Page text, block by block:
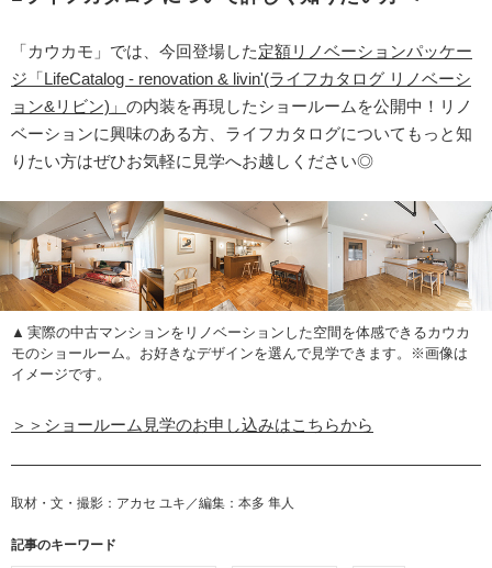
「カウカモ」では、今回登場した定額リノベーションパッケー
ジ「LifeCatalog - renovation & livin'(ライフカタログ リノベーシ
ョン&リビン)」 の内装を再現したショールームを公開中！リノ
ベーションに興味のある方、ライフカタログについてもっと知
りたい方はぜひお気軽に見学へお越しください◎
実際の中古マンションをリノベーションした空間を体感できるカウカ
モのショールーム。お好きなデザインを選んで見学できます。※画像は
イメージです。
＞＞ショールーム見学のお申し込みはこちらから
取材・文・撮影：アカセ ユキ／編集：本多 隼人
記事のキーワード